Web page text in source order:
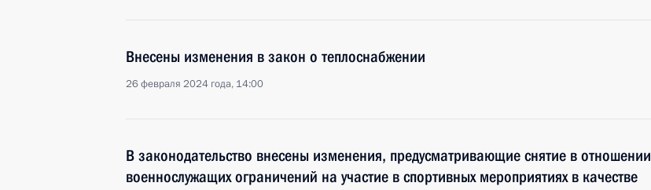
Внесены изменения в закон о теплоснабжении
26 февраля 2024 года, 14:00
В законодательство внесены изменения, предусматривающие снятие в отношении
военнослужащих ограничений на участие в спортивных мероприятиях в качестве